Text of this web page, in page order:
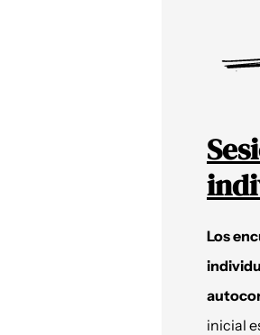
Los
inicial